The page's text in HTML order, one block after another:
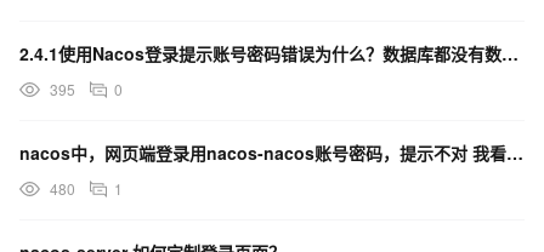
2.4.1使用Nacos登录提示账号密码错误为什么？数据库都没有数据初始sql文件只有建表语句。
395 0
nacos中，网页端登录用nacos-nacos账号密码，提示不对 我看了数据库是空的，是什么原因？
480 1